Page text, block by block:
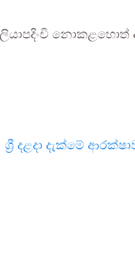
නොකළහොත්
ශ්‍රී දළදා දැක්මේ